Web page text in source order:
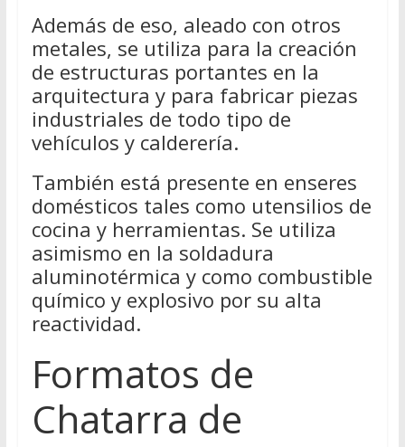
Además de eso, aleado con otros
metales, se utiliza para la creación
de estructuras portantes en la
arquitectura y para fabricar piezas
industriales de todo tipo de
vehículos y calderería.
También está presente en enseres
domésticos tales como utensilios de
cocina y herramientas. Se utiliza
asimismo en la soldadura
aluminotérmica y como combustible
químico y explosivo por su alta
reactividad.
Formatos de
Chatarra de